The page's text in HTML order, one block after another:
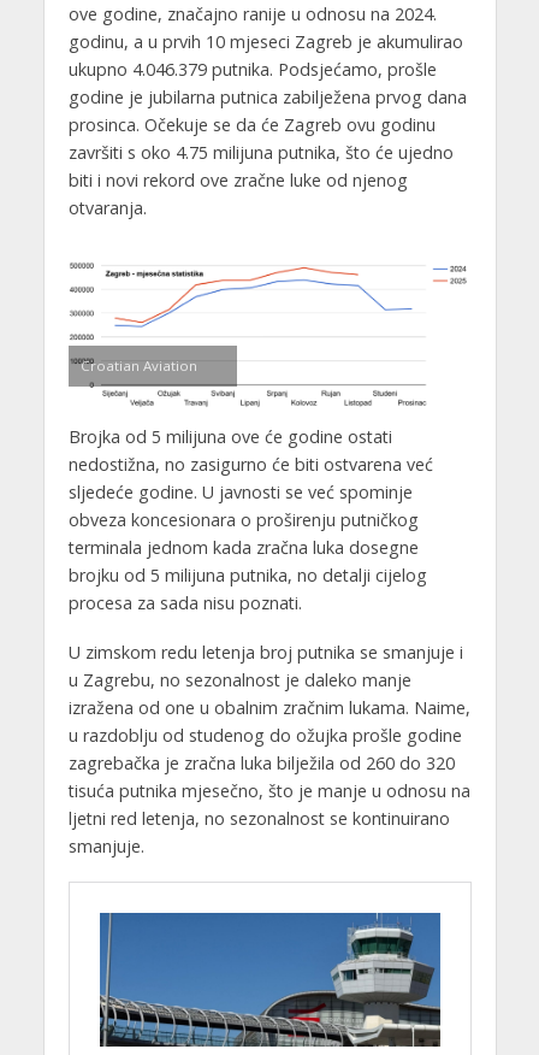
ove godine, značajno ranije u odnosu na 2024.
godinu, a u prvih 10 mjeseci Zagreb je akumulirao
ukupno 4.046.379 putnika. Podsjećamo, prošle
godine je jubilarna putnica zabilježena prvog dana
prosinca. Očekuje se da će Zagreb ovu godinu
završiti s oko 4.75 milijuna putnika, što će ujedno
biti i novi rekord ove zračne luke od njenog
otvaranja.
Croatian Aviation
Brojka od 5 milijuna ove će godine ostati
nedostižna, no zasigurno će biti ostvarena već
sljedeće godine. U javnosti se već spominje
obveza koncesionara o proširenju putničkog
terminala jednom kada zračna luka dosegne
brojku od 5 milijuna putnika, no detalji cijelog
procesa za sada nisu poznati.
U zimskom redu letenja broj putnika se smanjuje i
u Zagrebu, no sezonalnost je daleko manje
izražena od one u obalnim zračnim lukama. Naime,
u razdoblju od studenog do ožujka prošle godine
zagrebačka je zračna luka bilježila od 260 do 320
tisuća putnika mjesečno, što je manje u odnosu na
ljetni red letenja, no sezonalnost se kontinuirano
smanjuje.